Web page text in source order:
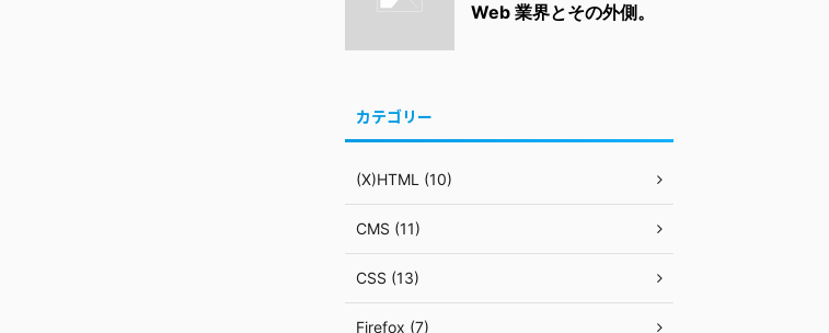
Web 業界とその外側。
カテゴリー
(X)HTML (10)
CMS (11)
CSS (13)
Firefox (7)